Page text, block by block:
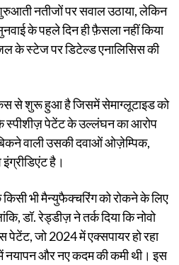
नतीजों पर सवाल उठाया, लेकिन
के पहले दिन ही फ़ैसला नहीं किया
के स्टेज पर डिटेल्ड एनालिसिस की
से शुरू हुआ है जिसमें सेमाग्लूटाइड को
पेटेंट के उल्लंघन का आरोप
वाली उसकी दवाओं ओज़ेम्पिक,
है।
भी मैन्युफैक्चरिंग को रोकने के लिए
डॉ. रेड्डीज़ ने तर्क दिया कि नोवो
जो 2024 में एक्सपायर हो रहा
नयापन और नए कदम की कमी थी। इस